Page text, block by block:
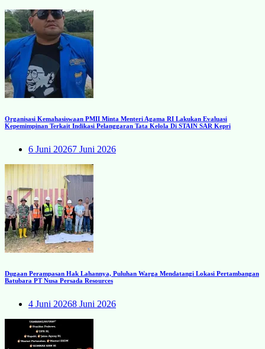
Organisasi Kemahasiswaan PMII Minta Menteri Agama RI Lakukan Evaluasi
Kepemimpinan Terkait Indikasi Pelanggaran Tata Kelola Di STAIN SAR Kepri
6 Juni 20267 Juni 2026
Dugaan Perampasan Hak Lahannya, Puluhan Warga Mendatangi Lokasi Pertambangan
Batubara PT Nusa Persada Resources
4 Juni 20268 Juni 2026